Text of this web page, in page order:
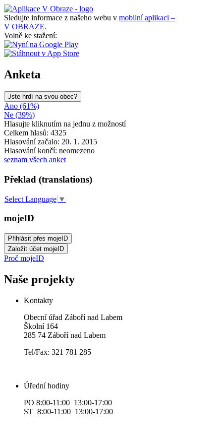
Sledujte informace z našeho webu v mobilní aplikaci –
V OBRAZE.
Volně ke stažení:
Anketa
Jste hrdí na svou obec?
Ano (61%)
Ne (39%)
Hlasujte kliknutím na jednu z možností
Celkem hlasů: 4325
Hlasování začalo: 20. 1. 2015
Hlasování končí: neomezeno
seznam všech anket
Překlad (translations)
Select Language ▼
mojeID
Proč mojeID
Naše projekty
Kontakty
Obecní úřad Záboří nad Labem
Školní 164
285 74 Záboří nad Labem
Tel/Fax: 321 781 285
Úřední hodiny
PO 8:00-11:00 13:00-17:00
ST 8:00-11:00 13:00-17:00